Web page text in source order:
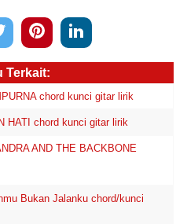
Terkait:
chord kunci gitar lirik
HATI chord kunci gitar lirik
AND THE BACKBONE
Bukan Jalanku chord/kunci